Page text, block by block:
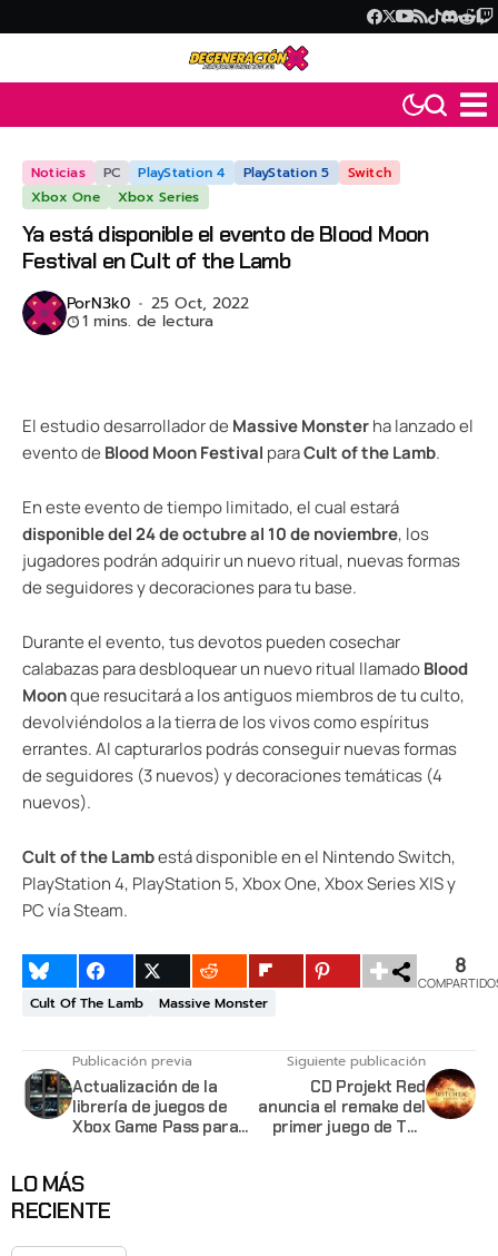
Noticias PC PlayStation 4 PlayStation 5
Switch
Xbox One
Xbox Series
Ya está disponible el evento de Blood Moon
Festival en Cult of the Lamb
PorN3k0 25 Oct, 2022
1 mins. de lectura
El estudio desarrollador de Massive Monsterha lanzado el
evento de Blood Moon Festival paraCult of the Lamb.
En este evento de tiempo limitado, el cual estará
disponible del 24 de octubre al 10 de noviembre, los
jugadores podrán adquirir un nuevo ritual, nuevas formas
de seguidores y decoraciones para tu base.
Durante el evento, tus devotos pueden cosechar
calabazas para desbloquear un nuevo ritual llamadoBlood
Moonque resucitará a los antiguos miembros de tu culto,
devolviéndolos a la tierra de los vivos como espíritus
errantes. Al capturarlos podrás conseguir nuevas formas
de seguidores (3 nuevos) y decoraciones temáticas (4
nuevos).
Cult of the Lambestá disponible en el Nintendo Switch,
PlayStation 4, PlayStation 5, Xbox One, Xbox Series X|S y
PC vía Steam.
8
Cult Of The Lamb Massive Monster
Publicación previa
Actualización de la
librería de juegos de
Xbox Game Pass para
Siguiente publicación
CD Projekt Red
anuncia el remake del
primer juego de The
LO MÁS
RECIENTE